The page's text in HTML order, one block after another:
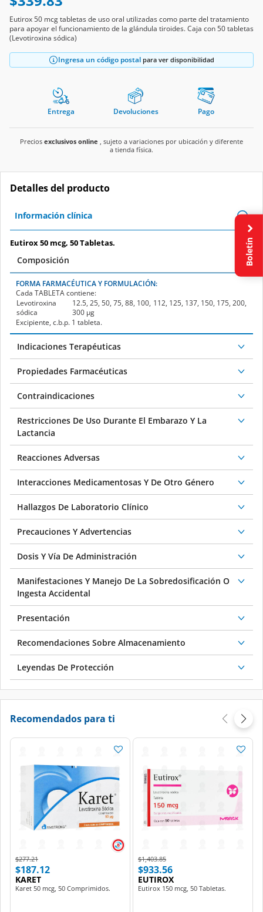
Eutirox 50 mcg tabletas de uso oral utilizadas como parte del tratamiento
para apoyar el funcionamiento de la glándula tiroides. Caja con 50 tabletas
(Levotiroxina sódica)
Ingresa un código postal para ver disponibilidad
Entrega Devoluciones Pago
Precios exclusivos online , sujeto a variaciones por ubicación y diferente
a tienda física.
Detalles del producto
Información clínica
Eutirox 50 mcg, 50 Tabletas.
Composición
FORMA FARMACÉUTICA Y FORMULACIÓN:
Cada TABLETAcontiene:
Levotiroxina
sódica
12.5, 25, 50, 75, 88, 100, 112, 125, 137, 150, 175, 200,
300 µg
Excipiente, c.b.p. 1 tableta.
Indicaciones Terapéuticas
Propiedades Farmacéuticas
Contraindicaciones
Restricciones De Uso Durante El Embarazo Y La
Lactancia
Reacciones Adversas
Interacciones Medicamentosas Y De Otro Género
Hallazgos De Laboratorio Clínico
Precauciones Y Advertencias
Dosis Y Vía De Administración
Manifestaciones Y Manejo De La Sobredosificación O
Ingesta Accidental
Presentación
Recomendaciones Sobre Almacenamiento
Leyendas De Protección
Recomendados para ti
Price reduced from
$277.21to
$187.12
KARET
Karet 50 mcg, 50 Comprimidos.
Price reduced from
$1,403.85to
$933.56
EUTIROX
Eutirox 150 mcg, 50 Tabletas.
Boletín